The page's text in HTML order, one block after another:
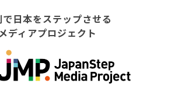
日本をステップさせる
ディアプロジェクト